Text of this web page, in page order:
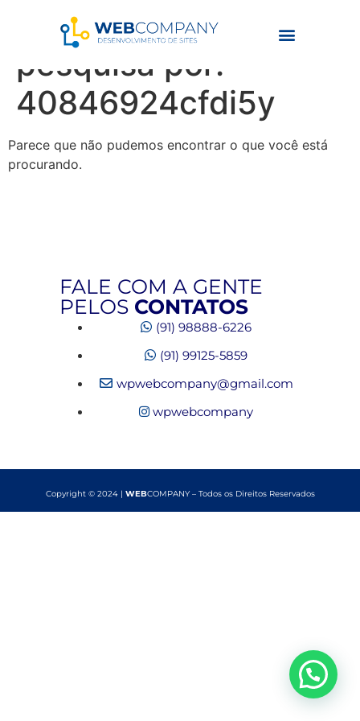
Resultados da
pesquisa por:
40846924cfdi5y
Parece que não pudemos encontrar o que você está
procurando.
FALE COM A GENTE
PELOS CONTATOS
(91) 98888-6226
(91) 99125-5859
wpwebcompany@gmail.com
wpwebcompany
Copyright © 2024 | WEBCOMPANY – Todos os Direitos Reservados